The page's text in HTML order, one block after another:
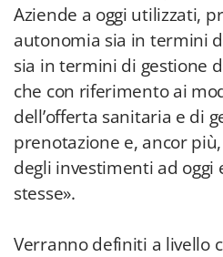
Aziende a oggi utilizzati,
autonomia sia in termini
sia in termini di gestione
che con riferimento ai
dell’offerta sanitaria e di
prenotazione e, ancor
degli investimenti ad
stesse».
Verranno definiti a livello